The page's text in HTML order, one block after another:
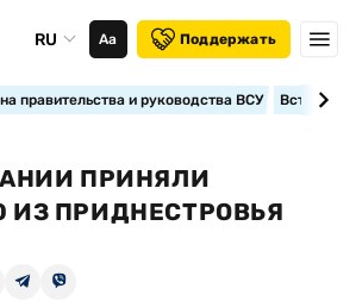
RU Аа Поддержать
правительства и руководства ВСУ
ПРИНЯЛИ
ПРИДНЕСТРОВЬЯ